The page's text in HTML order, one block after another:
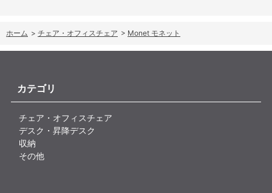
ホーム > チェア・オフィスチェア > Monet モネット
カテゴリ
チェア・オフィスチェア
デスク・昇降デスク
収納
その他